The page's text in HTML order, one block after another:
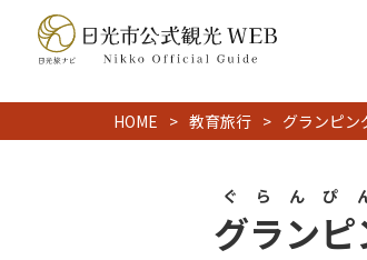
HOME 教育旅行 グランピン
グラン
ぐらんぴ